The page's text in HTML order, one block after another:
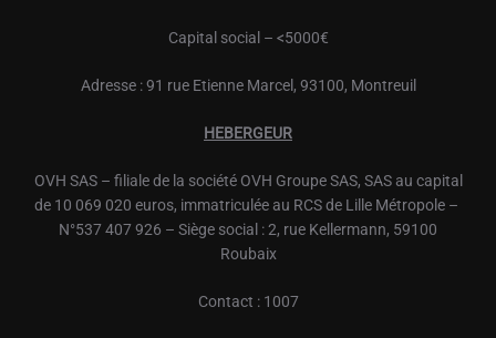
Capital social – <5000€
Adresse : 91 rue Etienne Marcel, 93100, Montreuil
HEBERGEUR
OVH SAS – filiale de la société OVH Groupe SAS, SAS au capital
de 10 069 020 euros, immatriculée au RCS de Lille Métropole –
N°537 407 926 – Siège social : 2, rue Kellermann, 59100
Roubaix
Contact : 1007